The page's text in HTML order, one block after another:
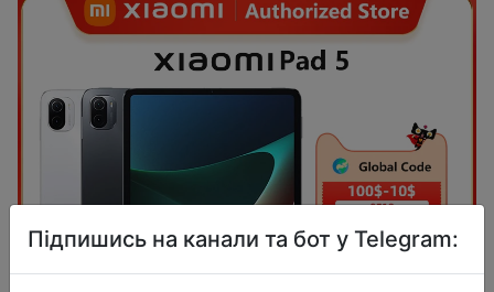
Підпишись на канали та бот у Telegram: